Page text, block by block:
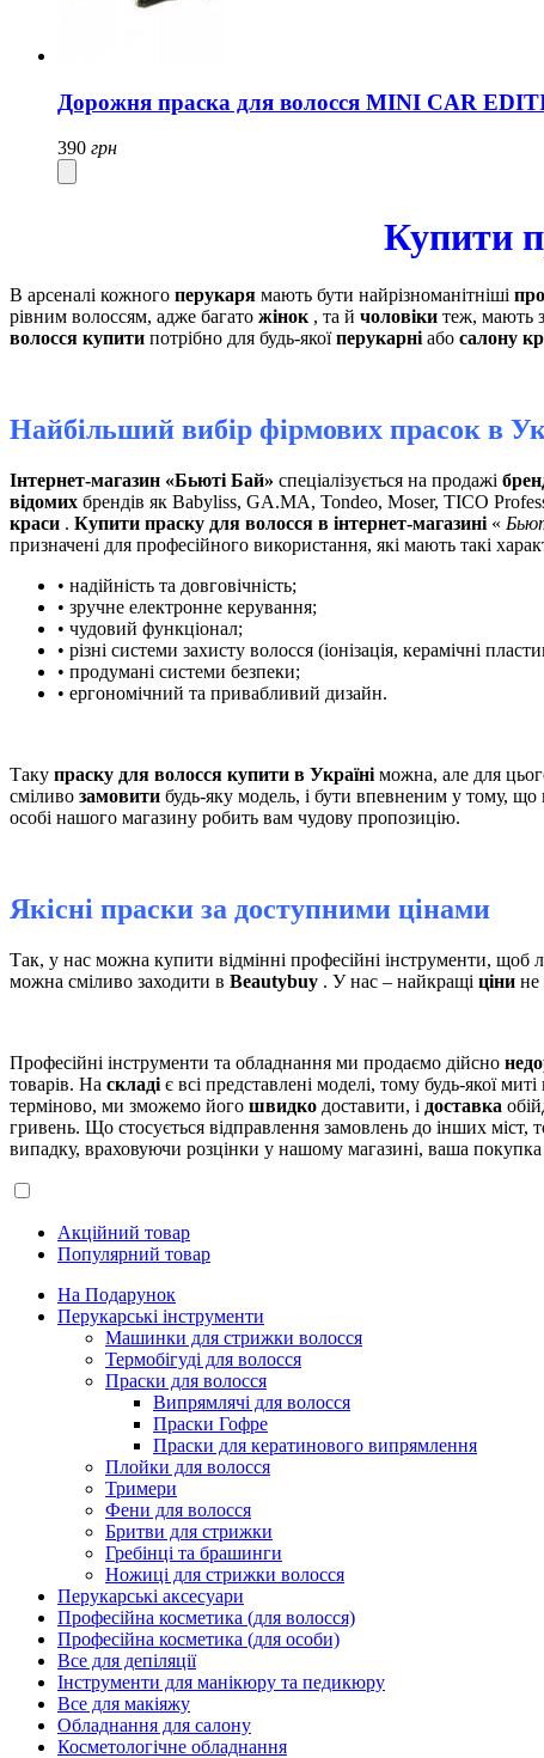
Дорожня праска для волосся MINI CAR
390 грн
Купити
В арсеналі кожного перукаря мають бути найрізноманітніші
рівним волоссям, адже багато жінок , та й чоловіки теж, мають
волосся купити потрібно для будь-якоїперукарні або салону
Найбільший вибір фірмових прасок в
Інтернет-магазин «Бьюті Бай» спеціалізується на продажі
відомих брендів як Babyliss, GA.MA, Tondeo, Moser, TICO
краси . Купити праску для волосся в інтернет-магазині «
призначені для професійного використання, які мають такі
• надійність та довговічність;
• зручне електронне керування;
• чудовий функціонал;
• різні системи захисту волосся (іонізація, керамічні
• продумані системи безпеки;
• ергономічний та привабливий дизайн.
Таку праску для волосся купити в Україні можна, але для
сміливо замовити будь-яку модель, і бути впевненим у тому,
особі нашого магазину робить вам чудову пропозицію.
Якісні праски за доступними цінами
Так, у нас можна купити відмінні професійні інструменти, щоб
можна сміливо заходити в Beautybuy . У нас – найкращі ціни не
Професійні інструменти та обладнання ми продаємо дійсно
товарів. На складі є всі представлені моделі, тому будь-якої
терміново, ми зможемо його швидко доставити, і доставка
гривень. Що стосується відправлення замовлень до інших
випадку, враховуючи розцінки у нашому магазині, ваша
Акційний товар
Популярний товар
На Подарунок
Перукарські інструменти
Машинки для стрижки волосся
Термобігуді для волосся
Праски для волосся
Випрямлячі для волосся
Праски Гофре
Праски для кератинового випрямлення
Плойки для волосся
Тримери
Фени для волосся
Бритви для стрижки
Гребінці та брашинги
Ножиці для стрижки волосся
Перукарські аксесуари
Професійна косметика (для волосся)
Професійна косметика (для особи)
Все для депіляції
Інструменти для манікюру та педикюру
Все для макіяжу
Обладнання для салону
Косметологічне обладнання